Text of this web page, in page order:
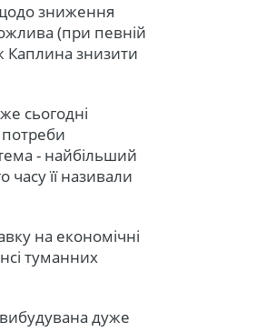
зниження
(при певній
Каплина знизити
сьогодні
- найбільший
її називали
на економічні
туманних
дуже